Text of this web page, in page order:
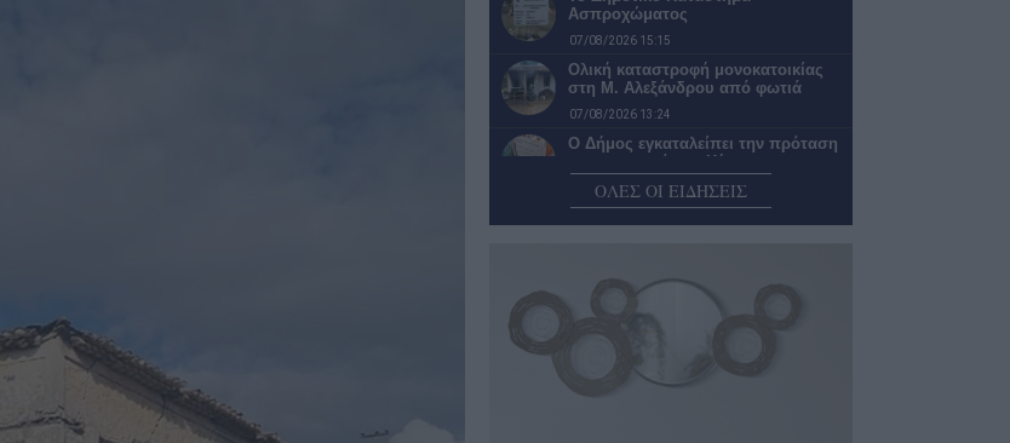
Ασπροχώματος
07/08/2026 15:15
Ολική καταστροφή μονοκατοικίας
στη Μ. Αλεξάνδρου από φωτιά
07/08/2026 13:24
Ο Δήμος εγκαταλείπει την πρόταση
για μεταφορά του Κέντρου
Συμβουλευτικής…
07/08/2026 13:01
07/08/2026 12:01
ΟΛΕΣ ΟΙ ΕΙΔΗΣΕΙΣ